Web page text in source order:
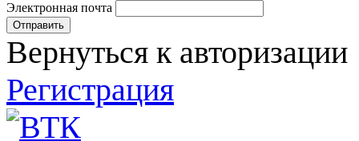
Электронная почта
Вернуться к авторизации
Регистрация